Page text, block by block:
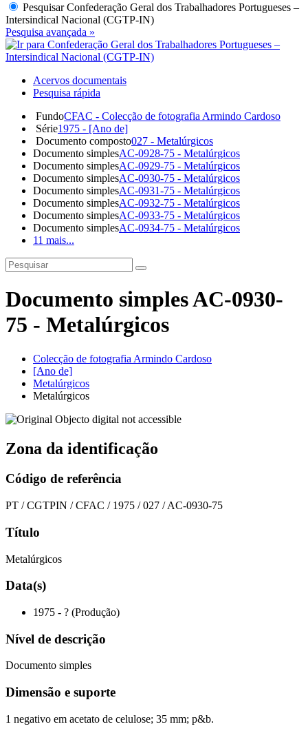
PesquisarConfederação Geral dos Trabalhadores Portugueses –
Intersindical Nacional (CGTP-IN)
Pesquisa avançada »
Acervos documentais
Pesquisa rápida
FundoCFAC - Colecção de fotografia Armindo Cardoso
Série1975 - [Ano de]
Documento composto027 - Metalúrgicos
Documento simplesAC-0928-75 - Metalúrgicos
Documento simplesAC-0929-75 - Metalúrgicos
Documento simplesAC-0930-75 - Metalúrgicos
Documento simplesAC-0931-75 - Metalúrgicos
Documento simplesAC-0932-75 - Metalúrgicos
Documento simplesAC-0933-75 - Metalúrgicos
Documento simplesAC-0934-75 - Metalúrgicos
11 mais...
Documento simples AC-0930-
75 - Metalúrgicos
Colecção de fotografia Armindo Cardoso
[Ano de]
Metalúrgicos
Metalúrgicos
Zona da identificação
Código de referência
PT / CGTPIN / CFAC / 1975 / 027 / AC-0930-75
Título
Metalúrgicos
Data(s)
1975 - ? (Produção)
Nível de descrição
Documento simples
Dimensão e suporte
1 negativo em acetato de celulose; 35 mm; p&b.